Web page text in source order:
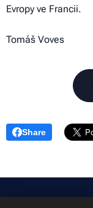
Evropy ve Francii.
Tomáš Voves
Share